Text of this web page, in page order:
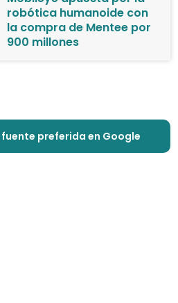
robótica humanoide con
la compra de Mentee por
900 millones
preferida en Google